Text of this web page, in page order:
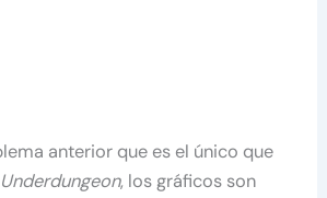
anterior que es el único que
Underdungeon, los gráficos son